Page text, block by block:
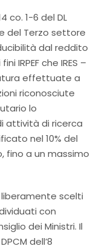
co. 1-6 del DL
del Terzo settore
dal reddito
IRPEF che IRES –
effettuate a
riconosciute
lo
attività di ricerca
nel 10% del
fino a un massimo
scelti
con
dei Ministri. Il
dell’8